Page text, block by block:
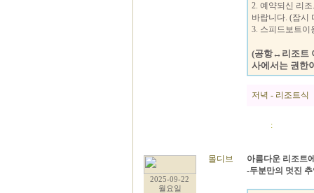
2. 예약되신 리
바랍니다. (잠시
3. 스피드보트이
(공항↔리조트
사에서는 권한
저녁 - 리조트식
:
2025-09-22
월요일
몰디브
아름다운 리조트
-두분만의 멋진